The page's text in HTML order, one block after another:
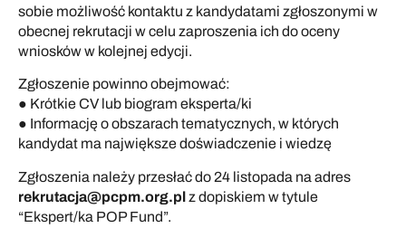
sobie możliwość kontaktu z kandydatami zgłoszonymi w
obecnej rekrutacji w celu zaproszenia ich do oceny
wniosków w kolejnej edycji.
Zgłoszenie powinno obejmować:
● Krótkie CV lub biogram eksperta/ki
● Informację o obszarach tematycznych, w których
kandydat ma największe doświadczenie i wiedzę
Zgłoszenia należy przesłać do 24 listopada na adres
rekrutacja@pcpm.org.plz dopiskiem w tytule
“Ekspert/ka POP Fund”.